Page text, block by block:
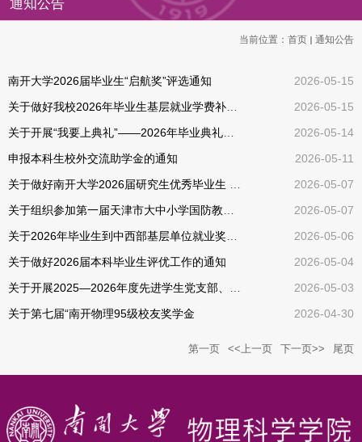
通知公告
当前位置： 首页 通知公告
南开大学2026届毕业生“启航奖”评选通知
2026-05-15
2026-05-15
2026-05-14
申报本科生校外交流助学金的通知
2026-05-11
2026-05-07
2026-05-07
2026-05-06
关于做好2026届本科毕业生评优工作的通知
2026-05-04
2026-05-03
关于第七届“南开物理95级校友奖学金
2026-04-30
第一页 <<上一页 下一页>> 尾页